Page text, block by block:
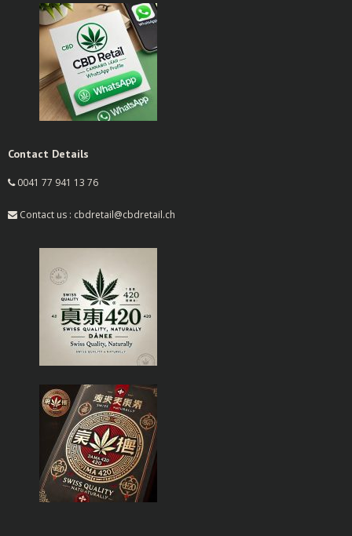
Contact Details
0041 77 941 13 76
Contact us : cbdretail@cbdretail.ch